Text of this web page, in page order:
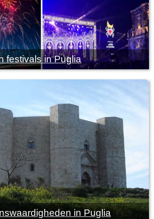
festivals in Puglia
in Puglia